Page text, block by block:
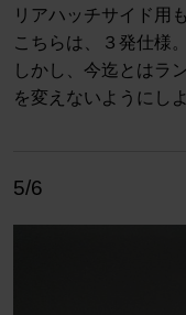
リアハッチサイド用
こちらは、３発仕様。
しかし、今迄とはラ
を変えないようにし
5/6